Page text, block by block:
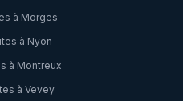
à Morges
à Nyon
à Montreux
à Vevey